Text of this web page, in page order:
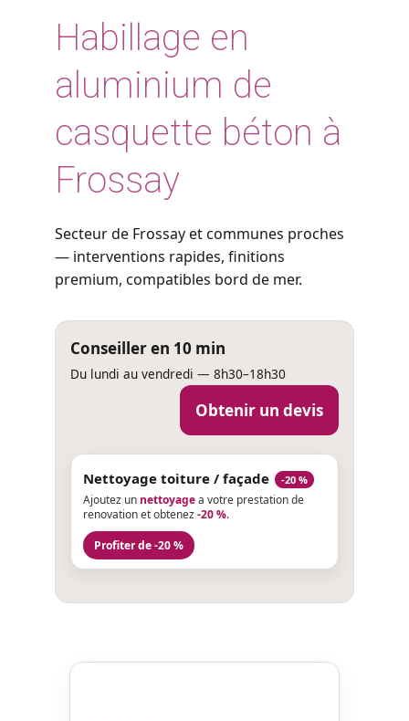
Habillage en
aluminium de
casquette béton à
Frossay
Secteur de Frossay et communes proches
— interventions rapides, finitions
premium, compatibles bord de mer.
Conseiller en 10 min
Du lundi au vendredi — 8h30–18h30
Obtenir un devis
Nettoyage toiture / façade -20 %
Ajoutez un nettoyagea votre prestation de
renovation et obtenez-20 %.
Profiter de -20 %